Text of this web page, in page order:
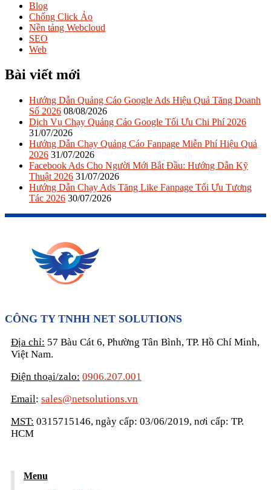
Blog
Chống Click Ảo
Nền tảng Webcloud
SEO
Web
Bài viết mới
Hướng Dẫn Quảng Cáo Google Ads Hiệu Quả Tăng Doanh
Số 2026 08/08/2026
Dịch Vụ Chạy Quảng Cáo Google Tối Ưu Chi Phí 2026
31/07/2026
Hướng Dẫn Chạy Quảng Cáo Fanpage Miễn Phí Hiệu Quả
2026 31/07/2026
Facebook Ads Cho Người Mới Bắt Đầu: Hướng Dẫn Kỹ
Thuật 2026 31/07/2026
Hướng Dẫn Chạy Ads Tăng Like Fanpage Tối Ưu Tương
Tác 2026 30/07/2026
CÔNG TY TNHH NET SOLUTIONS
Địa chỉ: 57 Bàu Cát 6, Phường Tân Bình, TP. Hồ Chí Minh,
Việt Nam.
Điện thoại/zalo: 0906.207.001
Email: sales@netsolutions.vn
MST: 0315715146, ngày cấp: 03/06/2019, nơi cấp: TP.
HCM
Menu